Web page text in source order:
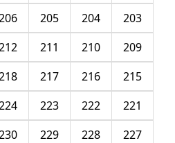
203
204
205
209
210
211
215
216
217
221
222
223
227
228
229